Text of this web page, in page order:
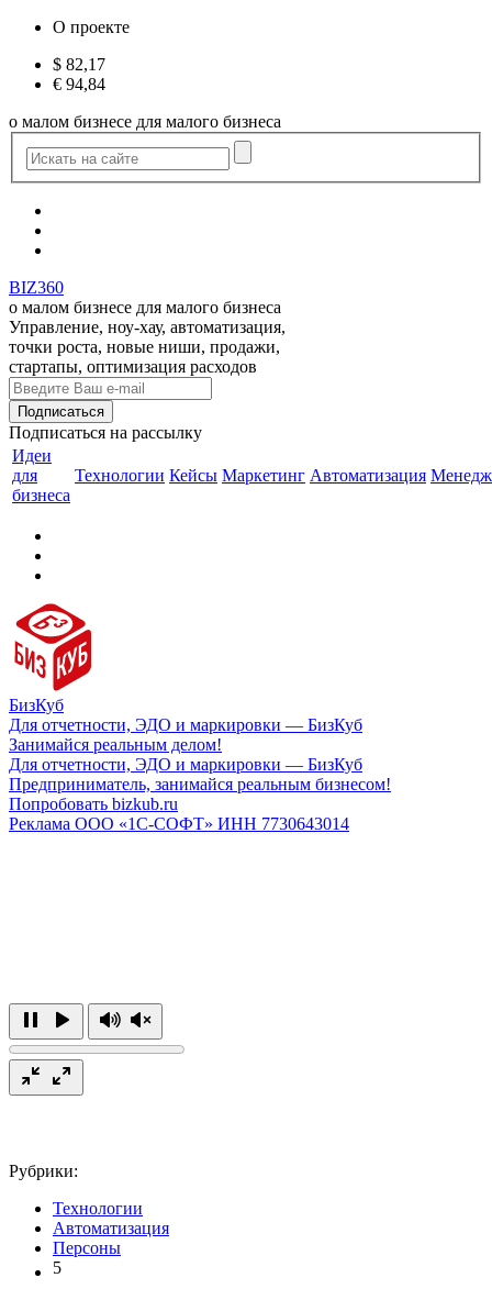
О проекте
$ 82,17
€ 94,84
о малом бизнесе для малого бизнеса
BIZ360
о малом бизнесе для малого бизнеса
Управление, ноу-хау, автоматизация,
точки роста, новые ниши, продажи,
стартапы, оптимизация расходов
Подписаться на рассылку
Идеи
для
бизнеса
Технологии Кейсы Маркетинг Автоматизация
БизКуб
Для отчетности, ЭДО и маркировки — БизКуб
Занимайся реальным делом!
Для отчетности, ЭДО и маркировки — БизКуб
Предприниматель, занимайся реальным бизнесом!
Попробовать bizkub.ru
Реклама ООО «1С-СОФТ» ИНН 7730643014
Рубрики:
Технологии
Автоматизация
Персоны
5